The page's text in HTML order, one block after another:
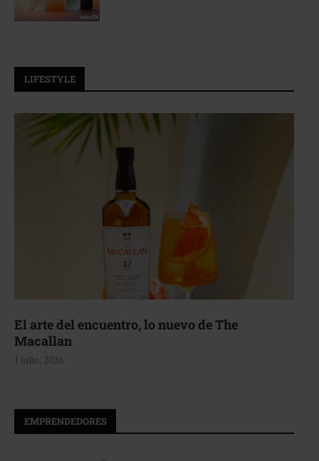
LIFESTYLE
El arte del encuentro, lo nuevo de The
Macallan
1 julio, 2026
EMPRENDEDORES